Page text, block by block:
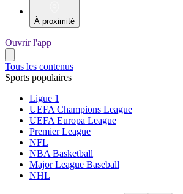
À proximité
Ouvrir l'app
Tous les contenus
Sports populaires
Ligue 1
UEFA Champions League
UEFA Europa League
Premier League
NFL
NBA Basketball
Major League Baseball
NHL